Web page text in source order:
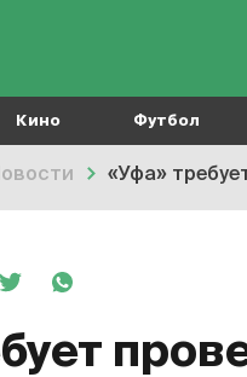
Кино Футбол
«Уфа»